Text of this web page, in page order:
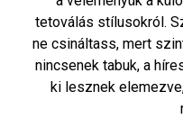
tetoválás stílusokról.
ne csináltass, mert
nincsenek tabuk, a
ki lesznek